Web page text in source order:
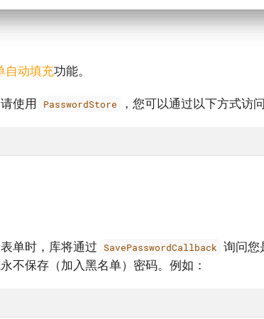
自动填充功能。
使用 PasswordStore ，您可以通过以下方式访问
单时，库将通过 SavePasswordCallback 询问您
不保存（加入黑名单）密码。例如：